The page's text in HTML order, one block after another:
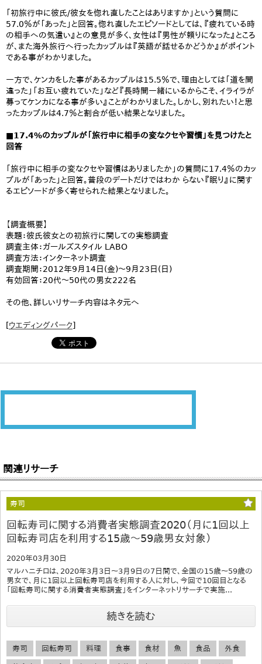
「初旅行中に彼氏/彼女を惚れ直したことはありますか」という質問に
57.0％が「あった」と回答。惚れ直したエピソードとしては、『疲れている時
の相手への気遣い』との意見が多く、女性は『男性が頼りになった』ところ
が、また海外旅行へ行ったカップルは『英語が話せるかどうか』がポイント
である事がわかりました。
一方で、ケンカをした事があるカップルは15.5％で、理由としては「道を間
違った」「お互い疲れていた」など『長時間一緒にいるからこそ、イライラが
募ってケンカになる事が多い』ことがわかりました。しかし、別れたい！と思
ったカップルは4.7％と割合が低い結果となりました。
■17.4%のカップルが「旅行中に相手の変なクセや習慣」を見つけたと
回答
「旅行中に相手の変なクセや習慣はありましたか」の質問に17.4％のカッ
プルが「あった」と回答。普段のデートだけではわか らない『眠り』に関す
るエピソードが多く寄せられた結果となりました。
【調査概要】
表題：彼氏彼女との初旅行に関しての実態調査
調査主体：ガールズスタイル LABO
調査方法：インターネット調査
調査期間：2012年9月14日(金)～9月23日(日)
有効回答：20代～50代の男女222名
その他、詳しいリサーチ内容はネタ元へ
[ウエディングパーク]
関連リサーチ
寿司
回転寿司に関する消費者実態調査2020（月に1回以上
回転寿司店を利用する15歳～59歳男女対象）
2020年03月30日
マルハニチロは、2020年3月3日～3月9日の7日間で、全国の15歳～59歳の
男女で、月に1回以上回転寿司店を利用する人に対し、今回で10回目となる
「回転寿司に関する消費者実態調査」をインターネットリサーチで実施...
続きを読む
寿司 回転寿司 料理 食事 食材 魚 食品 外食